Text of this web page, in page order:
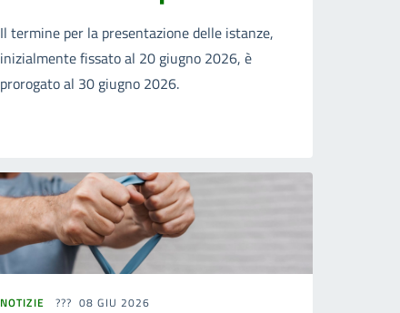
Il termine per la presentazione delle istanze,
inizialmente fissato al 20 giugno 2026, è
prorogato al 30 giugno 2026.
NOTIZIE 08 GIU 2026